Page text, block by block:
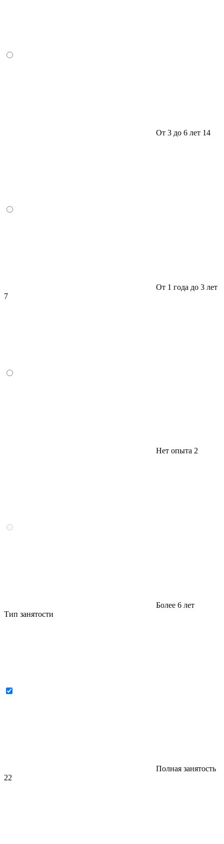
От 3 до 6 лет 14
От 1 года до 3 лет
7
Нет опыта 2
Более 6 лет
Тип занятости
Полная занятость
22